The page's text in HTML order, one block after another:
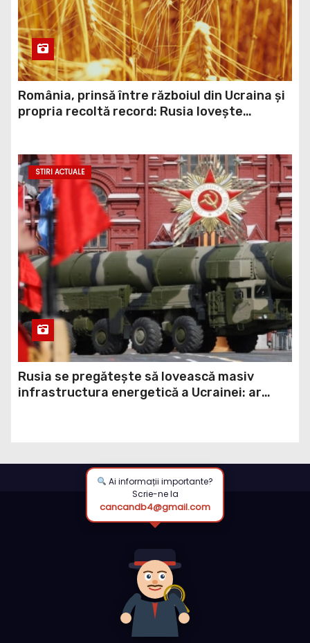
România, prinsă între războiul din Ucraina și
propria recoltă record: Rusia lovește
exportul cerealelor
STIRI ACTUALE
Rusia se pregătește să lovească masiv
infrastructura energetică a Ucrainei: ar
Ai informații importante?
Scrie-ne la
cancandb4@gmail.com